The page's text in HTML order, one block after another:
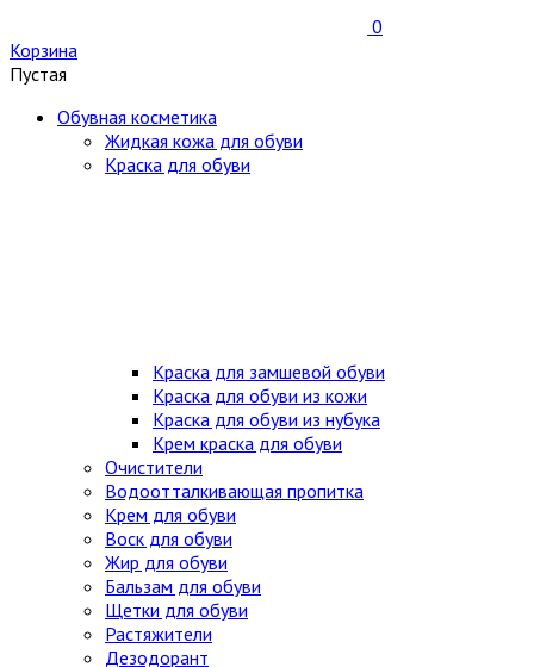
0
Корзина
Пустая
Обувная косметика
Жидкая кожа для обуви
Краска для обуви
Краска для замшевой обуви
Краска для обуви из кожи
Краска для обуви из нубука
Крем краска для обуви
Очистители
Водоотталкивающая пропитка
Крем для обуви
Воск для обуви
Жир для обуви
Бальзам для обуви
Щетки для обуви
Растяжители
Дезодорант